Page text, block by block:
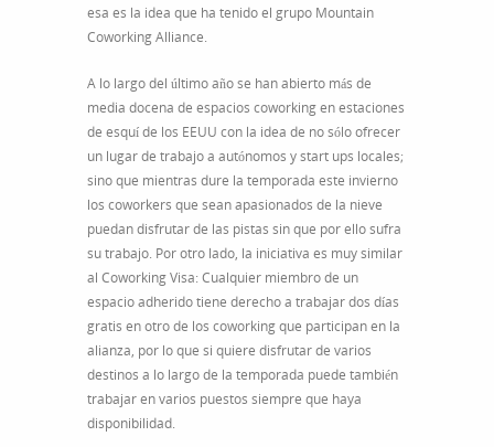
esa es la idea que ha tenido el grupo Mountain
Coworking Alliance.
A lo largo del último año se han abierto más de
media docena de espacios coworking en estaciones
de esquí de los EEUU con la idea de no sólo ofrecer
un lugar de trabajo a autónomos y start ups locales;
sino que mientras dure la temporada este invierno
los coworkers que sean apasionados de la nieve
puedan disfrutar de las pistas sin que por ello sufra
su trabajo. Por otro lado, la iniciativa es muy similar
al Coworking Visa: Cualquier miembro de un
espacio adherido tiene derecho a trabajar dos días
gratis en otro de los coworking que participan en la
alianza, por lo que si quiere disfrutar de varios
destinos a lo largo de la temporada puede también
trabajar en varios puestos siempre que haya
disponibilidad.